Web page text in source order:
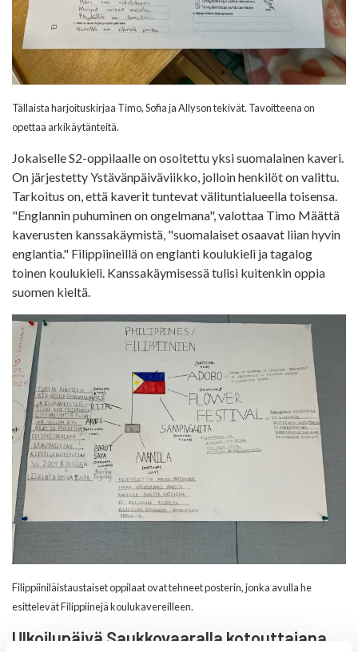
Tällaista harjoituskirjaa Timo, Sofia ja Allyson tekivät. Tavoitteena on
opettaa arkikäytänteitä.
Jokaiselle S2-oppilaalle on osoitettu yksi suomalainen kaveri.
On järjestetty Ystävänpäiväviikko, jolloin henkilöt on valittu.
Tarkoitus on, että kaverit tuntevat välituntialueella toisensa.
"Englannin puhuminen on ongelmana", valottaa Timo Määttä
kaverusten kanssakäymistä, "suomalaiset osaavat liian hyvin
englantia." Filippiineillä on englanti koulukieli ja tagalog
toinen koulukieli. Kanssakäymisessä tulisi kuitenkin oppia
suomen kieltä.
Filippiiniläistaustaiset oppilaat ovat tehneet posterin, jonka avulla he
esittelevät Filippiinejä koulukavereilleen.
Ulkoilupäivä Saukkovaaralla kotouttajana